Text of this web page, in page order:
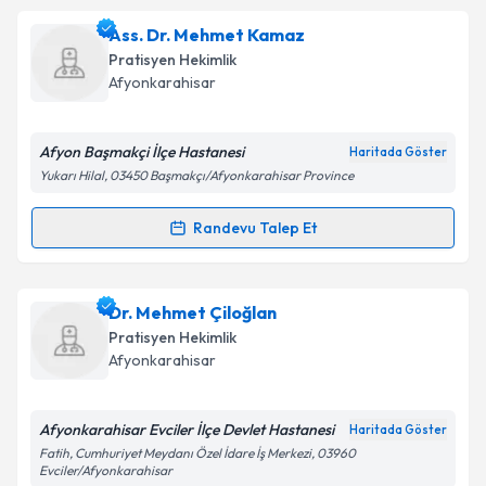
Takvim Talebini Gönder
Dr. Mustafa Burçin Ünaliçin randevu takvimi talebi
oluşturun. Size bu uzmandan randevu almanız için bir
takvim hazırlandığında e-posta ile bilgilendireceğiz.
Kişisel verilerimin işlenmesine ilişkin
Metni'ni okudum ve kişisel verilerimin belirtilen
Takvim Talebini Gönder
Ass. Dr. Mehmet Kamaz
Pratisyen Hekimlik
Afyonkarahisar
Afyon Başmakçi İlçe Hastanesi Haritada Göster
Yukarı Hilal, 03450 Başmakçı/Afyonkarahisar Province
Randevu Talep Et
Randevu Takvimi Talebi
Ass. Dr. Mehmet Kamaziçin randevu takvimi talebi
oluşturun. Size bu uzmandan randevu almanız için bir
takvim hazırlandığında e-posta ile bilgilendireceğiz.
Dr. Mehmet Çiloğlan
Pratisyen Hekimlik
Afyonkarahisar
Afyonkarahisar Evciler İlçe Devlet Hastanesi Haritada Göster
Fatih, Cumhuriyet Meydanı Özel İdare İş Merkezi, 03960
Evciler/Afyonkarahisar